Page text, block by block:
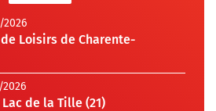
Loisirs de Charente-
de la Tille (21)